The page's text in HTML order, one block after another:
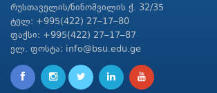
რუსთაველის/ნინოშვილის ქ. 32/35
ტელ: +995(422) 27–17–80
ფაქსი: +995(422) 27–17–87
ელ. ფოსტა: info@bsu.edu.ge